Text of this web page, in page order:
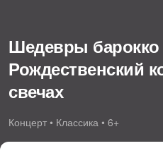
Шедевры барокко
Рождественский
свечах
Концерт • Классика • 6+